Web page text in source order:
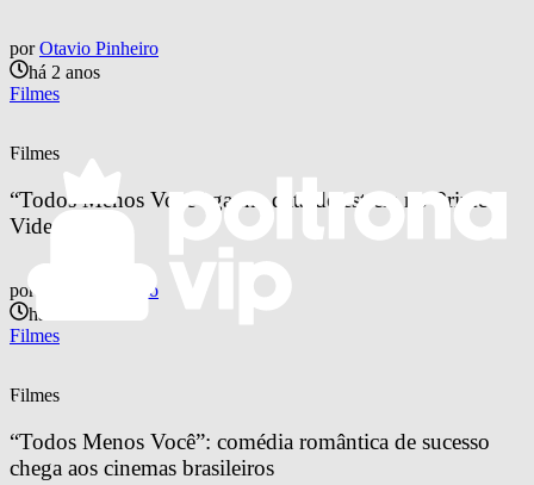
por Otavio Pinheiro
há 2 anos
Filmes
Filmes
“Todos Menos Você” ganha data de estreia no Prime
Video
por
Otavio Pinheiro
há 2 anos
Filmes
Filmes
“Todos Menos Você”: comédia romântica de sucesso
chega aos cinemas brasileiros